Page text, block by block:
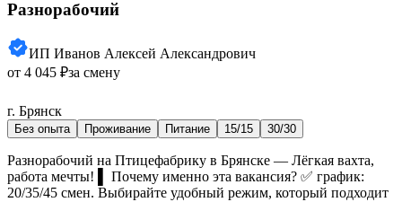
Разнорабочий
ИП Иванов Алексей Александрович
от 4 045 ₽за смену
г. Брянск
Без опыта Проживание Питание 15/15 30/30
Разнорабочий на Птицефабрику в Брянске — Лёгкая вахта,
работа мечты! ▌ Почему именно эта вакансия? ✅ график:
20/35/45 смен. Выбирайте удобный режим, который подходит